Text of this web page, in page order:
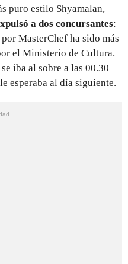
puro estilo Shyamalan,
a dos concursantes:
MasterChef ha sido más
el Ministerio de Cultura.
iba al sobre a las 00.30
esperaba al día siguiente.